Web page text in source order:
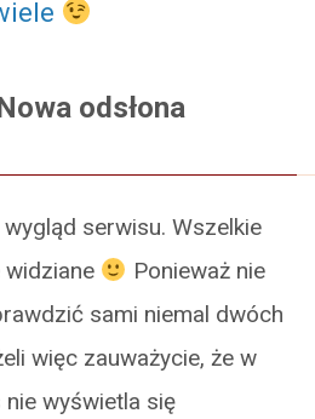
odsłona
serwisu. Wszelkie
Ponieważ nie
sami niemal dwóch
więc zauważycie, że w
wyświetla się